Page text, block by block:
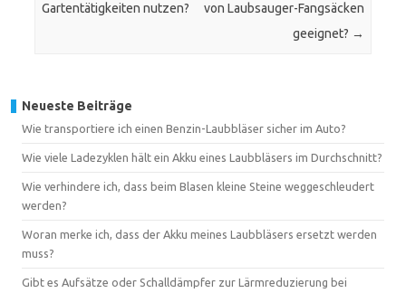
Gartentätigkeiten nutzen?
von Laubsauger-Fangsäcken
geeignet? →
Neueste Beiträge
Wie transportiere ich einen Benzin-Laubbläser sicher im Auto?
Wie viele Ladezyklen hält ein Akku eines Laubbläsers im Durchschnitt?
Wie verhindere ich, dass beim Blasen kleine Steine weggeschleudert
werden?
Woran merke ich, dass der Akku meines Laubbläsers ersetzt werden
muss?
Gibt es Aufsätze oder Schalldämpfer zur Lärmreduzierung bei